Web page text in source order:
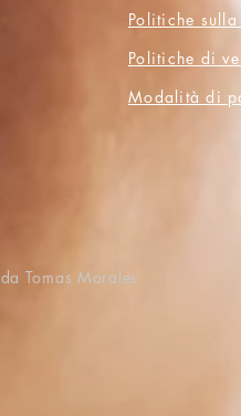
Politiche
Politiche di
Modalità di
Tomas Morales